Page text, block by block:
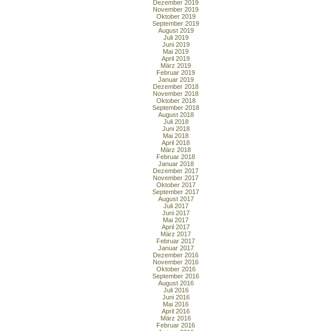
Dezember 2019
November 2019
Oktober 2019
September 2019
August 2019
Juli 2019
Juni 2019
Mai 2019
April 2019
März 2019
Februar 2019
Januar 2019
Dezember 2018
November 2018
Oktober 2018
September 2018
August 2018
Juli 2018
Juni 2018
Mai 2018
April 2018
März 2018
Februar 2018
Januar 2018
Dezember 2017
November 2017
Oktober 2017
September 2017
August 2017
Juli 2017
Juni 2017
Mai 2017
April 2017
März 2017
Februar 2017
Januar 2017
Dezember 2016
November 2016
Oktober 2016
September 2016
August 2016
Juli 2016
Juni 2016
Mai 2016
April 2016
März 2016
Februar 2016